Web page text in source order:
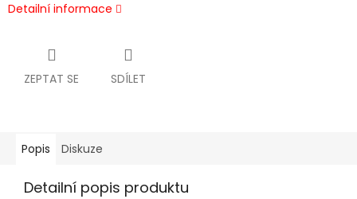
Detailní informace
ZEPTAT SE SDÍLET
Popis Diskuze
Detailní popis produktu